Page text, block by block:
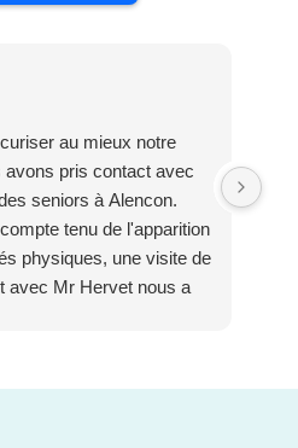
au mieux notre
pris contact avec
seniors à Alencon.
tenu de l'apparition
physiques, une visite de
avec Mr Hervet nous a